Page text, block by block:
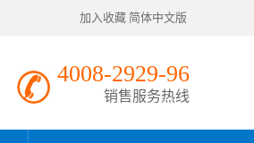
简体中文版
加入收藏
4008-2929-96
销售服务热线